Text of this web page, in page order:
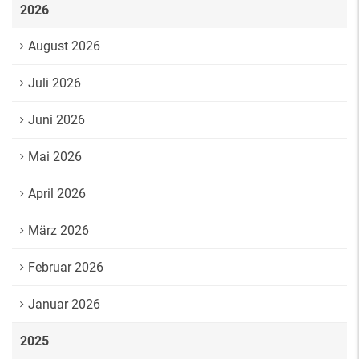
2026
August 2026
Juli 2026
Juni 2026
Mai 2026
April 2026
März 2026
Februar 2026
Januar 2026
2025